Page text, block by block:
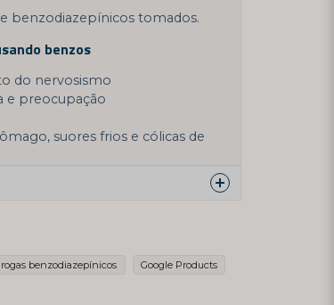
benzodiazepínicos tomados.
benzos
do nervosismo
e preocupação
suores frios e cólicas de
benzodiazepínicos Google Products